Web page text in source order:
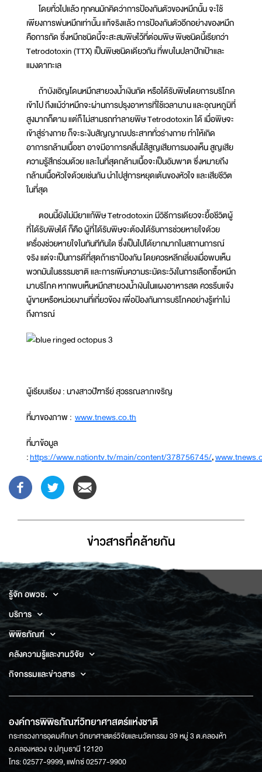
โดยทั่วไปแล้ว ทุกคนมักคิดว่าการป้องกันตัวของหมึกนั้น จะใช้
เพียงการพ่นหมึกเท่านั้น แท้จริงแล้ว การป้องกันตัวอีกอย่างของหมึก
คือการกัด ซึ่งหมึกชนิดนี้จะสะสมพิษไว้ที่ต่อมพิษ พิษชนิดนี้เรียกว่า
Tetrodotoxin (TTX) เป็นพิษชนิดเดียวกัน ที่พบในปลาปักเป้าและ
แมงดาทะเล
ถ้าบังเอิญโดนหมึกสายวงน้ำเงินกัด หรือได้รับพิษโดยการบริโภค
เข้าไป ถึงแม้ว่าหมึกจะผ่านการปรุงอาหารที่ใช้เวลานาน และอุณหภูมิที่
สูงมากก็ตาม แต่ก็ไม่สามรถทำลายพิษ Tetrodotoxin ได้ เมื่อพิษจะ
เข้าสู่ร่างกาย ก็จะระงับสัญญาณประสาททั่วร่างกาย ทำให้เกิด
อาการกล้ามเนื้อชา อาจมีอาการคลื่นไส้สูญเสียการมองเห็น สูญเสีย
ความรู้สึกร่วมด้วย และในที่สุดกล้ามเนื้อจะเป็นอัมพาต ซึ่งหมายถึง
กล้ามเนื้อหัวใจด้วยเช่นกัน นำไปสู่การหยุดเต้นของหัวใจ และเสียชีวิต
ในที่สุด
ตอนนี้ยังไม่มียาแก้พิษ Tetrodotoxin มีวิธีการเดียวจะยื้อชีวิตผู้
ที่ได้รับพิษได้ ก็คือ ผู้ที่ได้รับพิษจะต้องได้รับการช่วยหายใจด้วย
เครื่องช่วยหายใจในทันทีทันใด ซึ่งเป็นไปได้ยากมากในสถานการณ์
จริง แต่จะเป็นการดีที่สุดถ้าเราป้องกัน โดยควรหลีกเลี่ยงเมื่อพบเห็น
พวกมันในธรรมชาติ และการเพิ่มความระมัดระวังในการเลือกซื้อหมึก
มาบริโภค หากพบเห็นหมึกสายวงน้ำเงินในแผงอาหารสด ควรรีบแจ้ง
ผู้ขายหรือหน่วยงานที่เกี่ยวข้อง เพื่อป้องกันการบริโภคอย่างรู้เท่าไม่
ถึงการณ์
ผู้เรียบเรียง : นางสาวปัฑารีย์ สุวรรณลาภเจริญ
ที่มาของภาพ : www.tnews.co.th
ที่มาข้อมูล
:https://www.nationtv.tv/main/content/378756745/,
ข่าวสารที่่คล้ายกัน
รู้จัก อพวช.
บริการ
พิพิธภัณฑ์
คลังความรู้และงานวิจัย
กิจกรรมและข่าวสาร
องค์การพิพิธภัณฑ์วิทยาศาสตร์แห่งชาติ
กระทรวงการอุดมศึกษา วิทยาศาสตร์วิจัยและนวัตกรรม 39 หมู่ 3 ต.คลองห้า
อ.คลองหลวง จ.ปทุมธานี 12120
โทร: 02577-9999, แฟกซ์ 02577-9900